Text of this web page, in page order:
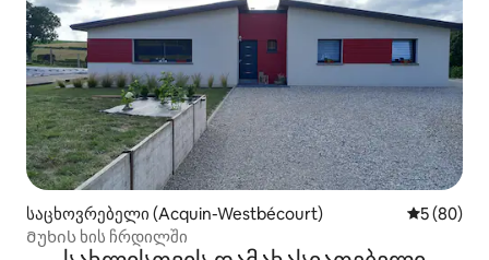
საცხოვრებელი (Acquin-Westbécourt) საშუალო
5 (80)
Მუხის ხის ჩრდილში